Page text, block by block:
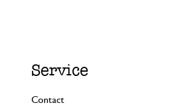
Service
Contact